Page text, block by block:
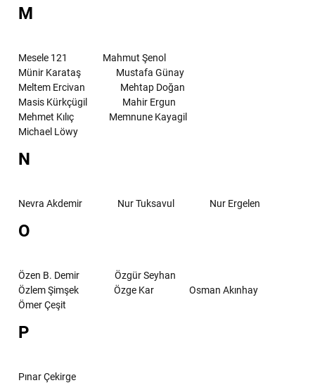
M
Mesele 121
Mahmut Şenol
Münir Karataş
Mustafa Günay
Meltem Ercivan
Mehtap Doğan
Masis Kürkçügil
Mahir Ergun
Mehmet Kılıç
Memnune Kayagil
Michael Löwy
N
Nevra Akdemir Nur Tuksavul Nur Ergelen
O
Özen B. Demir
Özgür Seyhan
Özlem Şimşek
Özge Kar
Osman Akınhay
Ömer Çeşit
P
Pınar Çekirge